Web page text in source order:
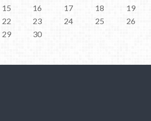
15 16 17 18
19
22 23 24 25
26
29
30